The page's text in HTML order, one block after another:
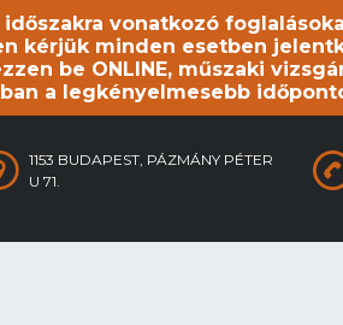
vonatkozó
kérjük minden esetben
be ONLINE, műszaki
a legkényelmesebb
1153 BUDAPEST, PÁZMÁNY PÉTER
U 71.